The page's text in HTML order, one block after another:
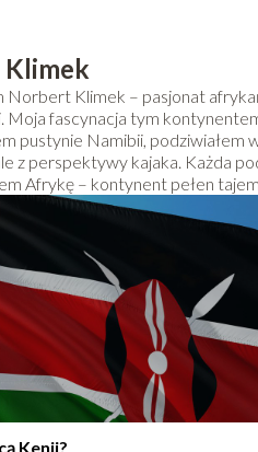
Norbert Klimek – pasjonat
Moja fascynacja tym
pustynie Namibii, podziwiałem
z perspektywy kajaka. Każda
Afrykę – kontynent pełen
Kenii?